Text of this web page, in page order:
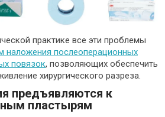
практике все эти проблемы
наложения послеоперационных
повязок, позволяющих обеспечить
хирургического разреза.
предъявляются к
пластырям